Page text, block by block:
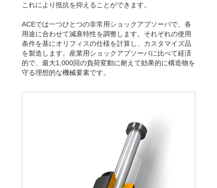
これにより抵抗を抑えることができます。
ACEでは一つひとつの非常用ショックアブソーバで、各
用途に合わせて減衰特性を調整します。それぞれの使用
条件を基にオリフィスの仕様を計算し、カスタマイズ品
を製造します。産業用ショックアブソーバに比べて経済
的で、最大1,000回の負荷変動に耐えて効果的に構造物を
守る理想的な機械要素です。